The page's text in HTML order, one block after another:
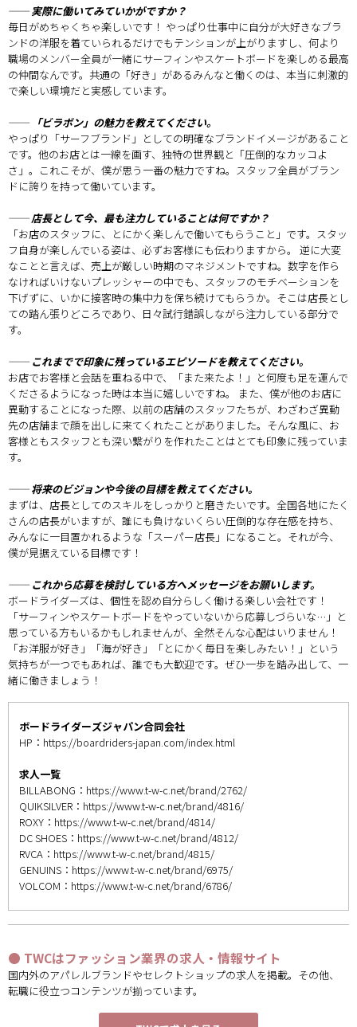
── 実際に働いてみていかがですか？
毎日がめちゃくちゃ楽しいです！ やっぱり仕事中に自分が大好きなブラ
ンドの洋服を着ていられるだけでもテンションが上がりますし、何より
職場のメンバー全員が一緒にサーフィンやスケートボードを楽しめる最高
の仲間なんです。共通の「好き」があるみんなと働くのは、本当に刺激的
で楽しい環境だと実感しています。
── 「ビラボン」の魅力を教えてください。
やっぱり「サーフブランド」としての明確なブランドイメージがあること
です。他のお店とは一線を画す、独特の世界観と「圧倒的なカッコよ
さ」。これこそが、僕が思う一番の魅力ですね。スタッフ全員がブラン
ドに誇りを持って働いています。
── 店長として今、最も注力していることは何ですか？
「お店のスタッフに、とにかく楽しんで働いてもらうこと」です。スタッ
フ自身が楽しんでいる姿は、必ずお客様にも伝わりますから。 逆に大変
なことと言えば、売上が厳しい時期のマネジメントですね。数字を作ら
なければいけないプレッシャーの中でも、スタッフのモチベーションを
下げずに、いかに接客時の集中力を保ち続けてもらうか。そこは店長とし
ての踏ん張りどころであり、日々試行錯誤しながら注力している部分で
す。
── これまでで印象に残っているエピソードを教えてください。
お店でお客様と会話を重ねる中で、「また来たよ！」と何度も足を運んで
くださるようになった時は本当に嬉しいですね。 また、僕が他のお店に
異動することになった際、以前の店舗のスタッフたちが、わざわざ異動
先の店舗まで顔を出しに来てくれたことがありました。そんな風に、お
客様ともスタッフとも深い繋がりを作れたことはとても印象に残っていま
す。
── 将来のビジョンや今後の目標を教えてください。
まずは、店長としてのスキルをしっかりと磨きたいです。全国各地にたく
さんの店長がいますが、誰にも負けないくらい圧倒的な存在感を持ち、
みんなに一目置かれるような「スーパー店長」になること。それが今、
僕が見据えている目標です！
── これから応募を検討している方へメッセージをお願いします。
ボードライダーズは、個性を認め自分らしく働ける楽しい会社です！
「サーフィンやスケートボードをやっていないから応募しづらいな…」と
思っている方もいるかもしれませんが、全然そんな心配はいりません！
「お洋服が好き」「海が好き」「とにかく毎日を楽しみたい！」という
気持ちが一つでもあれば、誰でも大歓迎です。ぜひ一歩を踏み出して、一
緒に働きましょう！
ボードライダーズジャパン合同会社
HP： https://boardriders-japan.com/index.html
求人一覧
BILLABONG： https://www.t-w-c.net/brand/2762/
QUIKSILVER： https://www.t-w-c.net/brand/4816/
ROXY： https://www.t-w-c.net/brand/4814/
DC SHOES： https://www.t-w-c.net/brand/4812/
RVCA： https://www.t-w-c.net/brand/4815/
GENUINS： https://www.t-w-c.net/brand/6975/
VOLCOM： https://www.t-w-c.net/brand/6786/
● TWCはファッション業界の求人・情報サイト
国内外のアパレルブランドやセレクトショップの求人を掲載。その他、
転職に役立つコンテンツが揃っています。